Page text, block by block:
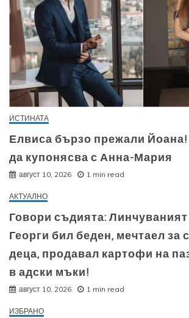
ИСТИНАТА
Елвиса бързо прежали Йоана!
да купонясва с Анна-Мария
август 10, 2026 1 min read
АКТУАЛНО
Говори съдията:
Георги бил беден, мечтаел за
деца, продавал картофи на
в адски мъки!
август 10, 2026 1 min read
ИЗБРАНО